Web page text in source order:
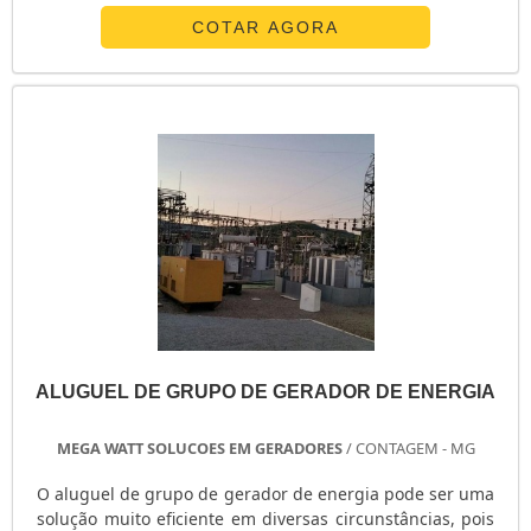
visam produtividade e lucratividade. A locação gerador
de energia Campinas ou em outro local acaba sendo
uma alternativa interessante para segmentos como a
COTAR AGORA
ALUGUEL DE GRUPO DE GERADOR DE ENERGIA
MEGA WATT SOLUCOES EM GERADORES/ CONTAGEM - MG
O aluguel de grupo de gerador de energia pode ser uma
solução muito eficiente em diversas circunstâncias, pois